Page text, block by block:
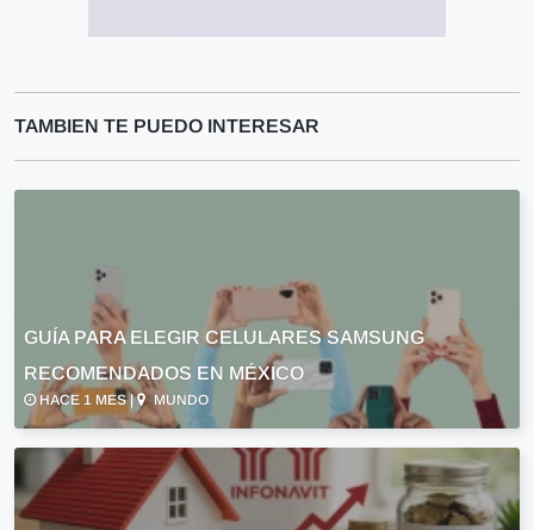
TAMBIEN TE PUEDO INTERESAR
GUÍA PARA ELEGIR CELULARES SAMSUNG
RECOMENDADOS EN MÉXICO
HACE 1 MES | MUNDO